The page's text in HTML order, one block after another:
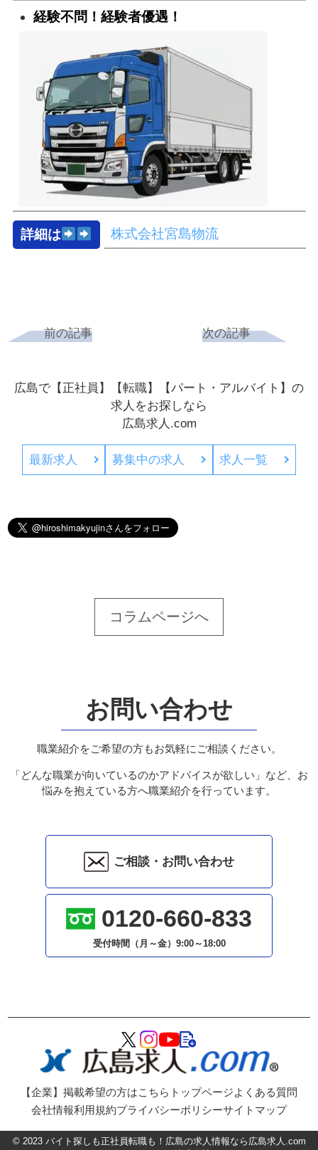
経験不問！経験者優遇！
詳細は 株式会社宮島物流
前の記事 次の記事
広島で【正社員】【転職】【パート・アルバイト】の
求人をお探しなら
広島求人.com
最新求人 募集中の求人 求人一覧
コラムページへ
お問い合わせ
職業紹介をご希望の方もお気軽にご相談ください。
「どんな職業が向いているのかアドバイスが欲しい」など、お
悩みを抱えている方へ職業紹介を行っています。
ご相談・お問い合わせ
0120-660-833
受付時間（月～金） 9:00～18:00
【企業】掲載希望の方はこちら トップページよくある質問
会社情報利用規約プライバシーポリシーサイトマップ
© 2023 バイト探しも正社員転職も！広島の求人情報なら広島求人.com